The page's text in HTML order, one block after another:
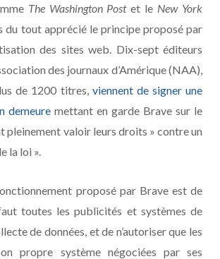
The Washington Postet le New York
du tout apprécié le principe proposé par
des sites web. Dix-sept éditeurs
des journaux d’Amérique (NAA),
de 1200 titres, viennent de signer une
demeure mettant en garde Brave sur le
pleinement valoir leurs droits » contre un
la loi ».
proposé par Brave est de
toutes les publicités et systèmes de
de données, et de n’autoriser que les
propre système négociées par ses